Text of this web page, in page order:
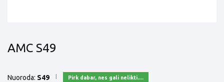
AMC S49
Nuoroda: S49 Pirk dabar, nes gali nelikti....